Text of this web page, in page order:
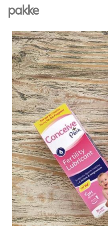
pakke